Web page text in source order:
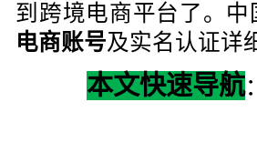
到跨境电商平台了。
电商账号及实名认证
本文快速导航